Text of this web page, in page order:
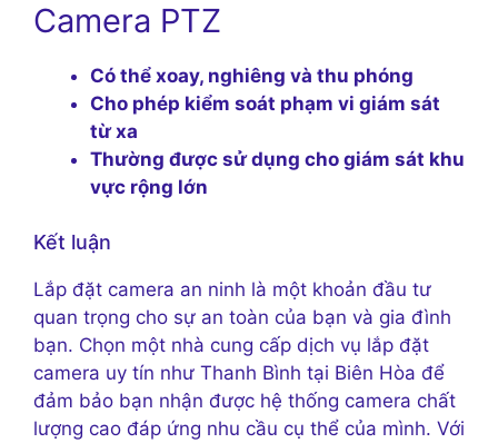
Camera PTZ
Có thể xoay, nghiêng và thu phóng
Cho phép kiểm soát phạm vi giám sát
từ xa
Thường được sử dụng cho giám sát khu
vực rộng lớn
Kết luận
Lắp đặt camera an ninh là một khoản đầu tư
quan trọng cho sự an toàn của bạn và gia đình
bạn. Chọn một nhà cung cấp dịch vụ lắp đặt
camera uy tín như Thanh Bình tại Biên Hòa để
đảm bảo bạn nhận được hệ thống camera chất
lượng cao đáp ứng nhu cầu cụ thể của mình. Với